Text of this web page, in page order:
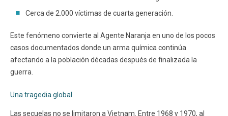
Cerca de 2.000 víctimas de cuarta generación.
Este fenómeno convierte al Agente Naranja en uno de los pocos
casos documentados donde un arma química continúa
afectando a la población décadas después de finalizada la
guerra.
Una tragedia global
Las secuelas no se limitaron a Vietnam. Entre 1968 y 1970, al